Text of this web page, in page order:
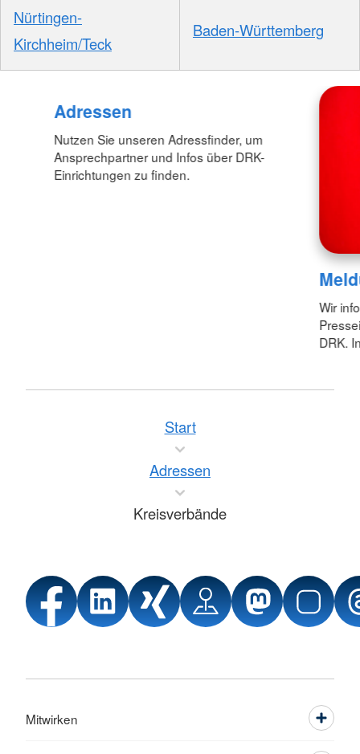
Nürtingen-
Kirchheim/Teck
Baden-Württemberg
Adressen
Nutzen Sie unseren Adressfinder, um
Ansprechpartner und Infos über DRK-
Einrichtungen zu finden.
Wir
DRK.
Start
Adressen
Kreisverbände
Mitwirken